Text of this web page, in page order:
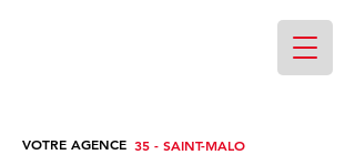
VOTRE AGENCE 35 - SAINT-MALO